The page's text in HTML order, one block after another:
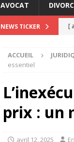
AVOCAT
NEWS TICKER [
[
[
ACCUEIL
essentiel
prix : un
avril 12, 2025